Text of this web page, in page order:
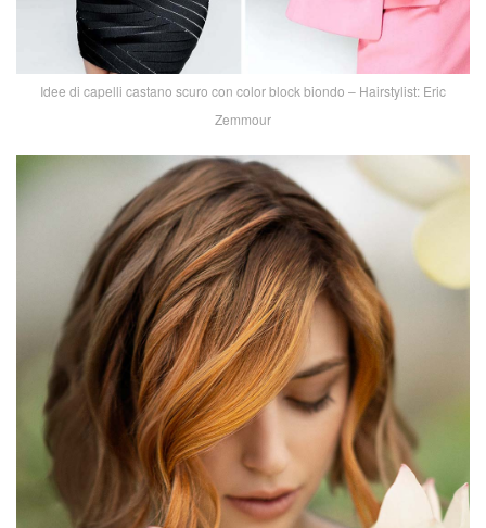
Idee di capelli castano scuro con color block biondo – Hairstylist: Eric
Zemmour